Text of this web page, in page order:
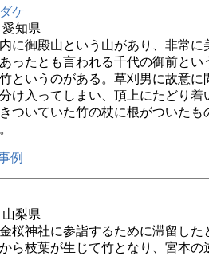
ケ
愛知県
に御殿山という山があり、非常に
ったとも言われる千代の御前と
というのがある。草刈男に故意
け入ってしまい、頂上にたどり着
ついていた竹の杖に根がついた
例
山梨県
桜神社に参詣するために滞留した
ら枝葉が生じて竹となり、宮本の